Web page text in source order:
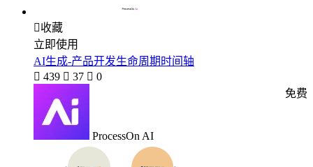
收藏
立即使用
AI生成-产品开发生命周期时间轴
 439  37  0
ProcessOn AI
免费